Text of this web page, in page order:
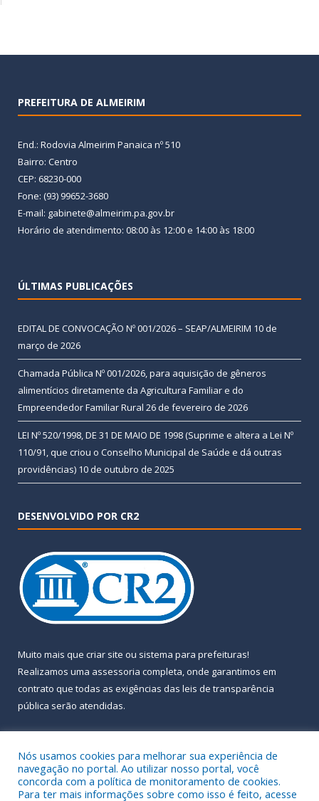
PREFEITURA DE ALMEIRIM
End.: Rodovia Almeirim Panaica nº 510
Bairro: Centro
CEP: 68230-000
Fone: (93) 99652-3680
E-mail: gabinete@almeirim.pa.gov.br
Horário de atendimento: 08:00 às 12:00 e 14:00 às 18:00
ÚLTIMAS PUBLICAÇÕES
EDITAL DE CONVOCAÇÃO Nº 001/2026 – SEAP/ALMEIRIM 10 de
março de 2026
Chamada Pública Nº 001/2026, para aquisição de gêneros
alimentícios diretamente da Agricultura Familiar e do
Empreendedor Familiar Rural 26 de fevereiro de 2026
LEI Nº 520/1998, DE 31 DE MAIO DE 1998 (Suprime e altera a Lei Nº
110/91, que criou o Conselho Municipal de Saúde e dá outras
providências) 10 de outubro de 2025
DESENVOLVIDO POR CR2
Muito mais que criar site ou sistema para prefeituras!
Realizamos uma assessoria completa, onde garantimos em
contrato que todas as exigências das leis de transparência
pública serão atendidas.
Nós usamos cookies para melhorar sua experiência de
navegação no portal. Ao utilizar nosso portal, você
concorda com a política de monitoramento de cookies.
Para ter mais informações sobre como isso é feito, acesse